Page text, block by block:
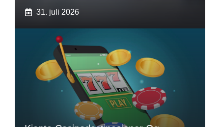
31. juli 2026